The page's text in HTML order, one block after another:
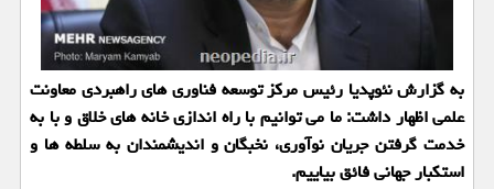
به گزارش نئوپدیا رئیس مرکز توسعه فناوری های راهبردی معاونت
علمی اظهار داشت: ما می توانیم با راه اندازی خانه های خلاق و با به
خدمت گرفتن جریان نوآوری، نخبگان و اندیشمندان به سلطه ها و
استکبار جهانی فائق بیاییم.